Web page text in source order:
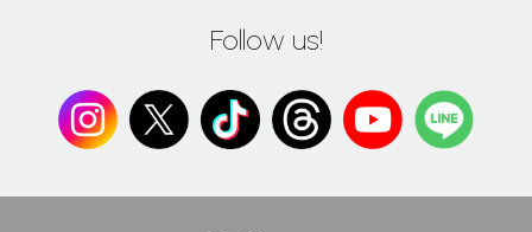
Follow us!